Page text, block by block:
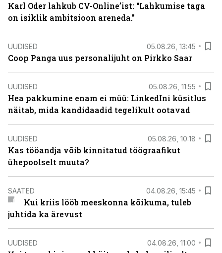
Karl Oder lahkub CV-Online’ist: “Lahkumise taga
on isiklik ambitsioon areneda.”
UUDISED 05.08.26, 13:45
Coop Panga uus personalijuht on Pirkko Saar
UUDISED 05.08.26, 11:55
Hea pakkumine enam ei müü: LinkedIni küsitlus
näitab, mida kandidaadid tegelikult ootavad
UUDISED 05.08.26, 10:18
Kas tööandja võib kinnitatud töögraafikut
ühepoolselt muuta?
SAATED 04.08.26, 15:45
Kui kriis lööb meeskonna kõikuma, tuleb
juhtida ka ärevust
UUDISED 04.08.26, 11:00